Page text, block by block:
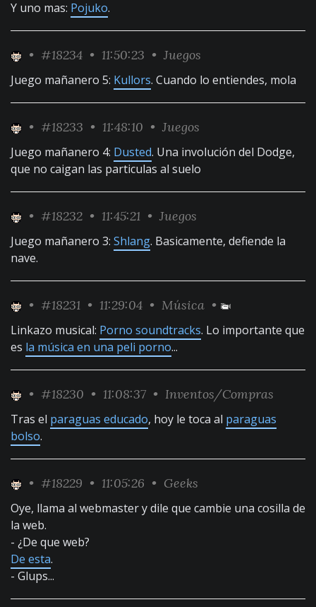
Y uno mas: Pojuko.
• #18234 • 11:50:23 • Juegos
Juego mañanero 5: Kullors. Cuando lo entiendes, mola
• #18233 • 11:48:10 • Juegos
Juego mañanero 4: Dusted. Una involución del Dodge,
que no caigan las particulas al suelo
• #18232 • 11:45:21 • Juegos
Juego mañanero 3: Shlang. Basicamente, defiende la
nave.
• #18231 • 11:29:04 • Música •
Linkazo musical: Porno soundtracks. Lo importante que
es la música en una peli porno...
• #18230 • 11:08:37 • Inventos/Compras
Tras el paraguas educado, hoy le toca al paraguas
bolso.
• #18229 • 11:05:26 • Geeks
Oye, llama al webmaster y dile que cambie una cosilla de
la web.
- ¿De que web?
De esta.
- Glups...